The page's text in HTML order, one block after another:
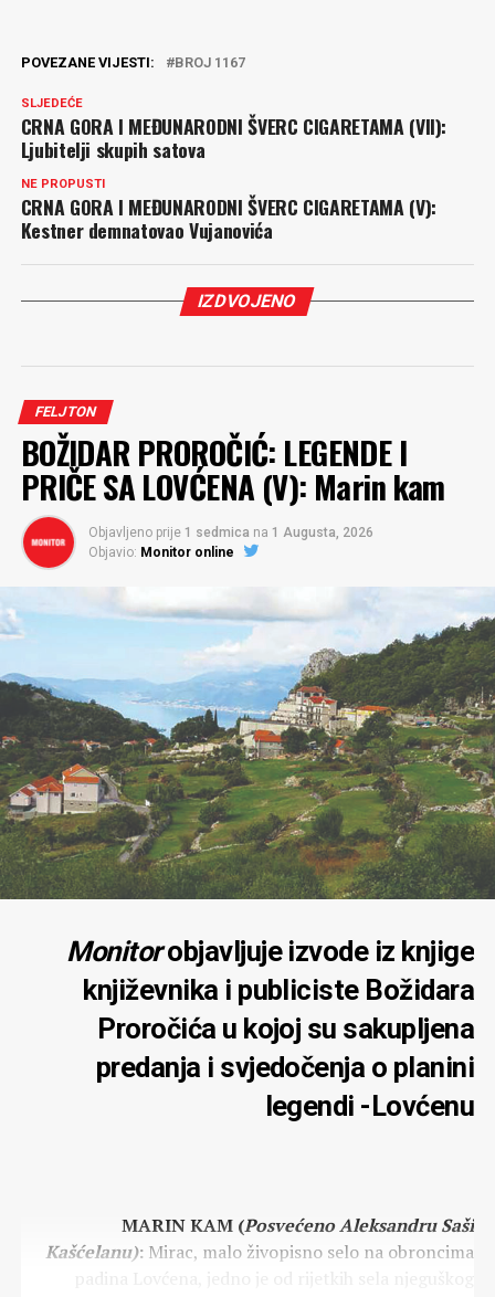
POVEZANE VIJESTI: BROJ 1167
SLJEDEĆE
CRNA GORA I MEĐUNARODNI ŠVERC CIGARETAMA (VII):
Ljubitelji skupih satova
NE PROPUSTI
CRNA GORA I MEĐUNARODNI ŠVERC CIGARETAMA (V):
Kestner demnatovao Vujanovića
IZDVOJENO
FELJTON
BOŽIDAR PROROČIĆ: LEGENDE I
PRIČE SA LOVĆENA (V): Marin kam
Objavljeno prije 1 sedmica na 1 Augusta, 2026
Objavio: Monitor online
Monitorobjavljuje izvode iz knjige
književnika i publiciste Božidara
Proročića u kojoj su sakupljena
predanja i svjedočenja o planini
legendi -Lovćenu
MARIN KAM (Posvećeno Aleksandru Saši
Kašćelanu): Mirac, malo živopisno selo na obroncima